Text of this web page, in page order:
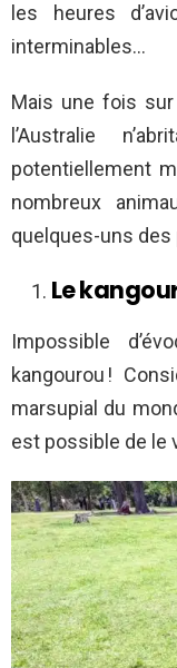
les heures
interminables…
Mais une fois sur
l’Australie
potentiellement
nombreux
quelques-uns des
Le
Impossible
kangourou !
marsupial du
est possible de le